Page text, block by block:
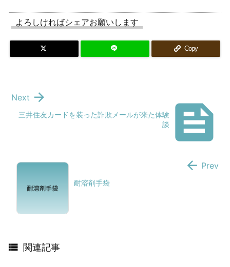
よろしければシェアお願いします
Copy

三井住友カードを装った詐欺メールが来た体験
談

Next
耐溶剤手袋
 Prev
 関連記事